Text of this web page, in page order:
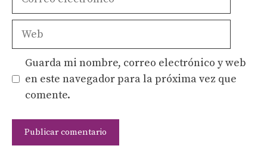
Web
Guarda mi nombre, correo electrónico y web
en este navegador para la próxima vez que
comente.